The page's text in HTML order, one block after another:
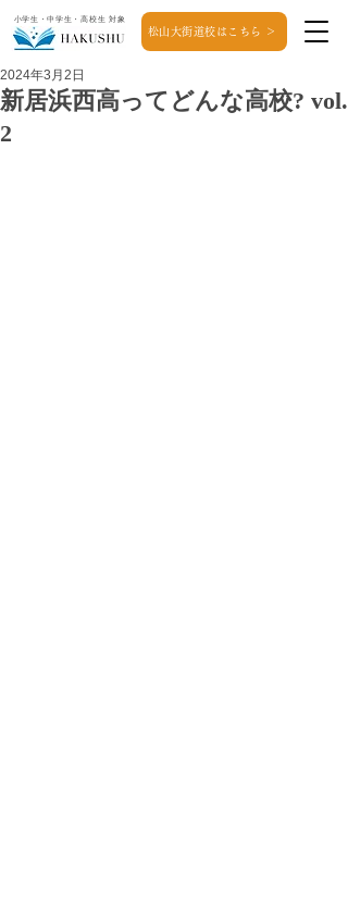
小学生・中学生・高校生 対象
松山大街道校はこちら ＞
新居浜西高ってどんな高校? vol.
2
2024年3月2日